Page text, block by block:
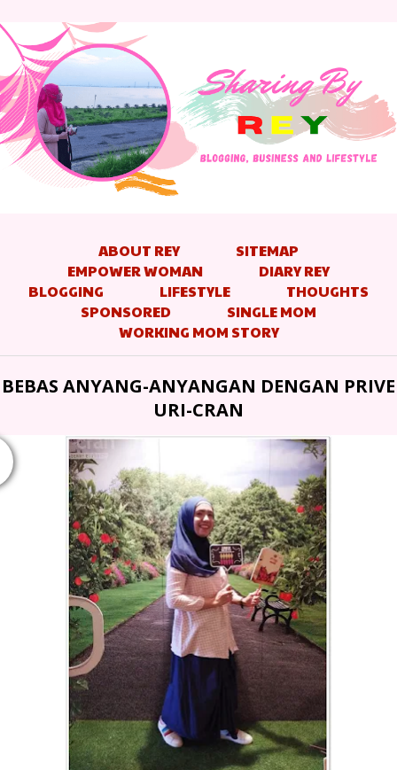
ABOUT REY
SITEMAP
EMPOWER WOMAN
DIARY REY
BLOGGING
LIFESTYLE
THOUGHTS
SPONSORED
SINGLE MOM
WORKING MOM STORY
BEBAS ANYANG-ANYANGAN DENGAN PRIVE
URI-CRAN